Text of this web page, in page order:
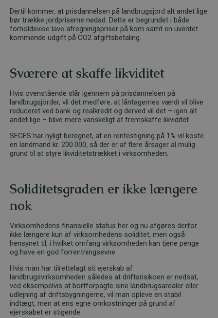
Dertil kommer, at prisdannelsen på landbrugsjord alt andet lige
bør trække jordpriserne nedad. Dette er begrundet i både
forholdsvise lave afregningspriser på korn samt en uventet
kommende udgift på CO2 afgiftsbetaling.
Sværere at skaffe likviditet
Hvis ovenstående slår igennem på prisdannelsen på
landbrugsjorder, vil det medføre, at låntagernes værdi vil blive
reduceret ved bank og realkredit og derved vil det – igen alt
andet lige – blive mere vanskeligt at fremskaffe likviditet
SEGES har nyligt beregnet, at en rentestigning på 1% vil koste
en landmand kr. 200.000, så der er af flere årsager al mulig
grund til at styre likviditetstrækket i virksomheden.
Soliditetsgraden er ikke længere
nok
Virksomhedens finansielle status her og nu afgøres derfor
ikke længere kun af virksomhedens soliditet, men også
hensynet til, i hvilket omfang virksomheden kan tjene penge
og have en god forrentningsevne.
Hvis man har tilrettelagt sit ejerskab af
landbrugsvirksomheden således at driftsrisikoen er nedsat,
ved eksempelvis at bortforpagte sine landbrugsarealer eller
udlejning af driftsbygningerne, vil man opleve en stabil
indtægt, men at ens egne omkostninger på grund af
ejerskabet er stigende.